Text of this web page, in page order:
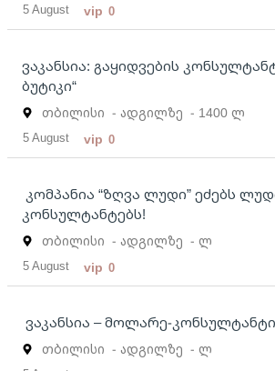
5 August vip 0
ვაკანსია: გაყიდვების
ბუტიკი“
თბილისი - ადგილზე - 1400 ლ
5 August vip 0
კომპანია “ზღვა ლუდი” ეძებს
კონსულტანტებს!
თბილისი - ადგილზე - ლ
5 August vip 0
ვაკანსია – მოლარე-კონსულტანტი
თბილისი - ადგილზე - ლ